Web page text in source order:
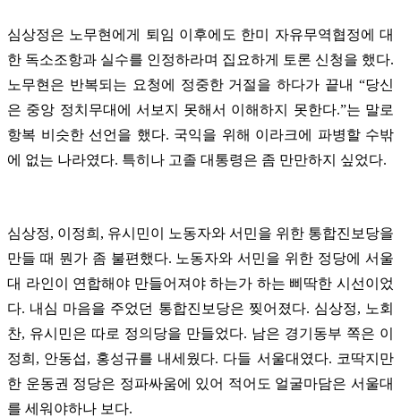
심상정은 노무현에게 퇴임 이후에도 한미 자유무역협정에 대
한 독소조항과 실수를 인정하라며 집요하게 토론 신청을 했다.
노무현은 반복되는 요청에 정중한 거절을 하다가 끝내 “당신
은 중앙 정치무대에 서보지 못해서 이해하지 못한다.”는 말로
항복 비슷한 선언을 했다. 국익을 위해 이라크에 파병할 수밖
에 없는 나라였다. 특히나 고졸 대통령은 좀 만만하지 싶었다.
심상정, 이정희, 유시민이 노동자와 서민을 위한 통합진보당을
만들 때 뭔가 좀 불편했다. 노동자와 서민을 위한 정당에 서울
대 라인이 연합해야 만들어져야 하는가 하는 삐딱한 시선이었
다. 내심 마음을 주었던 통합진보당은 찢어졌다. 심상정, 노회
찬, 유시민은 따로 정의당을 만들었다. 남은 경기동부 쪽은 이
정희, 안동섭, 홍성규를 내세웠다. 다들 서울대였다. 코딱지만
한 운동권 정당은 정파싸움에 있어 적어도 얼굴마담은 서울대
를 세워야하나 보다.